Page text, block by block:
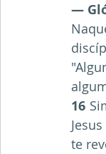
—
16
te